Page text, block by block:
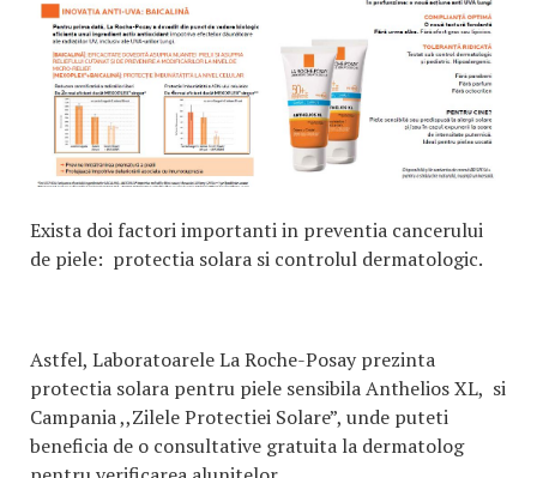
Exista doi factori importanti in preventia cancerului
de piele: protectia solara si controlul dermatologic.
Astfel, Laboratoarele La Roche-Posay prezinta
protectia solara pentru piele sensibila Anthelios XL, si
Campania ,,Zilele Protectiei Solare”, unde puteti
beneficia de o consultative gratuita la dermatolog